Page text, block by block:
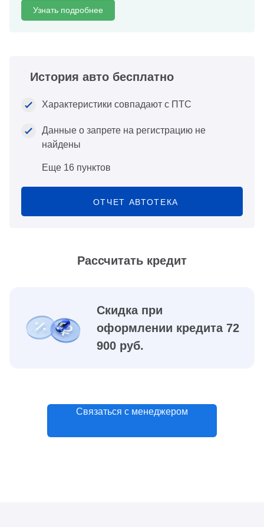
Узнать подробнее
История авто бесплатно
Характеристики совпадают с ПТС
Данные о запрете на регистрацию не
найдены
Еще 16 пунктов
ОТЧЕТ АВТОТЕКА
Рассчитать кредит
Скидка при
оформлении кредита 72
900 руб.
Связаться с менеджером